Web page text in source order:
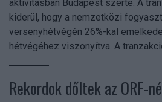
aktivitásban Budapest szerte. A
kiderül, hogy a nemzetközi
versenyhétvégén 26%-kal
hétvégéhez viszonyítva. A
Rekordok dőltek az ORF-